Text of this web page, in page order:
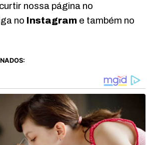
nossa página no
no Instagrame também no